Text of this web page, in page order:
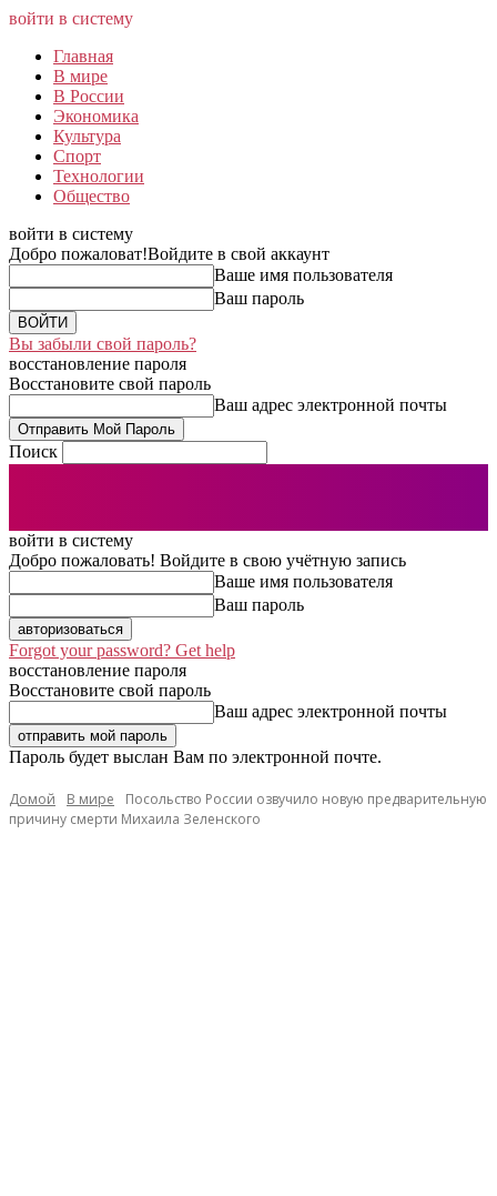
войти в систему
Главная
В мире
В России
Экономика
Культура
Спорт
Технологии
Общество
войти в систему
Добро пожаловат!Войдите в свой аккаунт
Ваше имя пользователя
Ваш пароль
Вы забыли свой пароль?
восстановление пароля
Восстановите свой пароль
Ваш адрес электронной почты
Поиск
войти в систему
Добро пожаловать! Войдите в свою учётную запись
Ваше имя пользователя
Ваш пароль
Forgot your password? Get help
восстановление пароля
Восстановите свой пароль
Ваш адрес электронной почты
Пароль будет выслан Вам по электронной почте.
Домой В мире
Посольство России озвучило новую предварительную
причину смерти Михаила Зеленского